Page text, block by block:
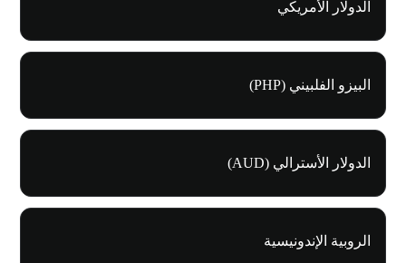
الدولار الأمريكي
البيزو الفلبيني (PHP)
الدولار الأسترالي (AUD)
الروبية الإندونيسية